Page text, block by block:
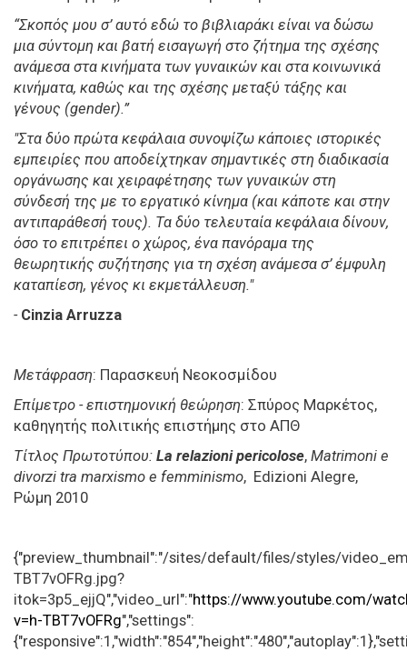
“Σκοπός μου σ’ αυτό εδώ το βιβλιαράκι είναι να δώσω
μια σύντομη και βατή εισαγωγή στο ζήτημα της σχέσης
ανάμεσα στα κινήματα των γυναικών και στα κοινωνικά
κινήματα, καθώς και της σχέσης μεταξύ τάξης και
γένους (gender).”
"Στα δύο πρώτα κεφάλαια συνοψίζω κάποιες ιστορικές
εμπειρίες που αποδείχτηκαν σημαντικές στη διαδικασία
οργάνωσης και χειραφέτησης των γυναικών στη
σύνδεσή της με το εργατικό κίνημα (και κάποτε και στην
αντιπαράθεσή τους). Τα δύο τελευταία κεφάλαια δίνουν,
όσο το επιτρέπει ο χώρος, ένα πανόραμα της
θεωρητικής συζήτησης για τη σχέση ανάμεσα σ’ έμφυλη
καταπίεση, γένος κι εκμετάλλευση."
- Cinzia Arruzza
Μετάφραση: Παρασκευή Νεοκοσμίδου
Επίμετρο - επιστημονική θεώρηση: Σπύρος Μαρκέτος,
καθηγητής πολιτικής επιστήμης στο ΑΠΘ
Τίτλος Πρωτοτύπου: La relazioni pericolose, Matrimoni e
divorzi tra marxismo e femminismo, Edizioni Alegre,
Ρώμη 2010
{"preview_thumbnail":"/sites/default/files/styles/
TBT7vOFRg.jpg?
itok=3p5_ejjQ","video_url":"https://www.youtube.com/
v=h-TBT7vOFRg","settings":